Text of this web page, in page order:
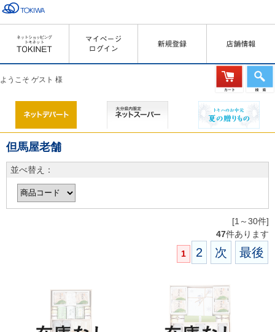
ようこそ ゲスト 様
但馬屋老舗
並べ替え：
[1～30件]
47件あります
1
2 次 最後